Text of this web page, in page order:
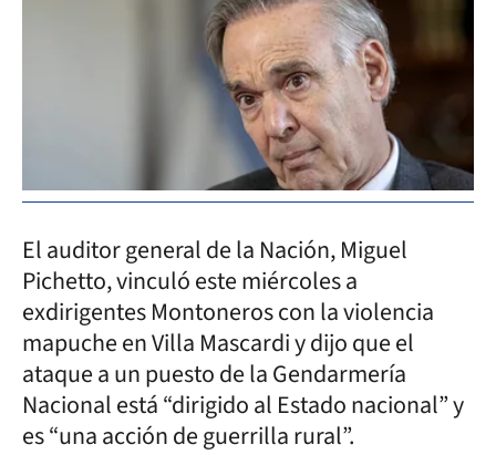
El auditor general de la Nación, Miguel
Pichetto, vinculó este miércoles a
exdirigentes Montoneros con la violencia
mapuche en Villa Mascardi y dijo que el
ataque a un puesto de la Gendarmería
Nacional está “dirigido al Estado nacional” y
es “una acción de guerrilla rural”.